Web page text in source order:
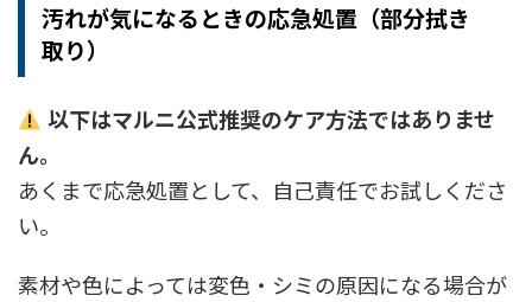
汚れが気になるときの応急処置（部分拭き
取り）
以下はマルニ公式推奨のケア方法ではありませ
ん。
あくまで応急処置として、自己責任でお試しくださ
い。
素材や色によっては変色・シミの原因になる場合が